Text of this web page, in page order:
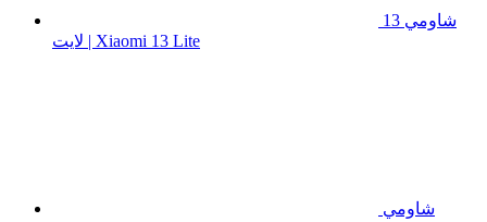
شاومي 13
لايت | Xiaomi 13 Lite
شاومي